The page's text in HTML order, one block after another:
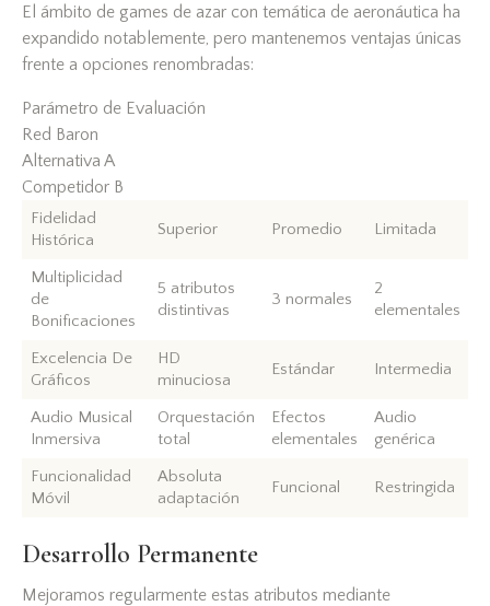
El ámbito de games de azar con temática de aeronáutica ha
expandido notablemente, pero mantenemos ventajas únicas
frente a opciones renombradas:
Parámetro de Evaluación
Red Baron
Alternativa A
Competidor B
Fidelidad
Histórica
Superior Promedio Limitada
Multiplicidad
de
Bonificaciones
5 atributos
distintivas
3 normales
2
elementales
Excelencia De
Gráficos
HD
minuciosa
Estándar Intermedia
Audio Musical
Inmersiva
Orquestación
total
Efectos
elementales
Audio
genérica
Funcionalidad
Móvil
Absoluta
adaptación
Funcional Restringida
Desarrollo Permanente
Mejoramos regularmente estas atributos mediante